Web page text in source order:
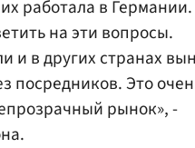
работала в
на эти вопросы.
и в других странах
посредников. Это
рынок», -